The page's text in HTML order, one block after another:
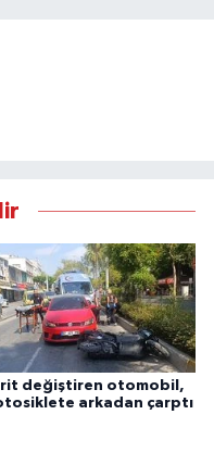
değiştiren otomobil,
arkadan çarptı